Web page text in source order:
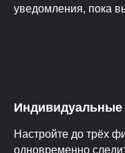
уведомления, пока
Настройте до трёх
одновременно